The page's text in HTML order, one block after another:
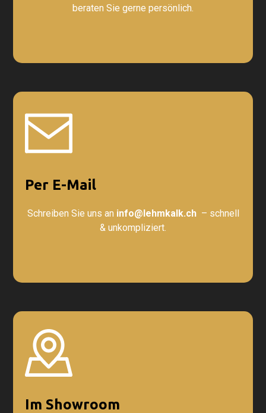
beraten Sie gerne persönlich.
Per E-Mail
Schreiben Sie uns an info@lehmkalk.ch– schnell
& unkompliziert.
Im Showroom